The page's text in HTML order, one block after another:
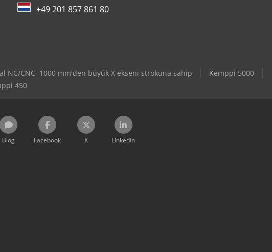
+49 201 857 861 80
NC/CNC, 1000 mm'den büyük X ekseni strokuna sahip
Kemppi 5000
450
Blog Facebook X LinkedIn